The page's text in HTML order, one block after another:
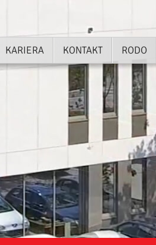
KARIERA KONTAKT RODO